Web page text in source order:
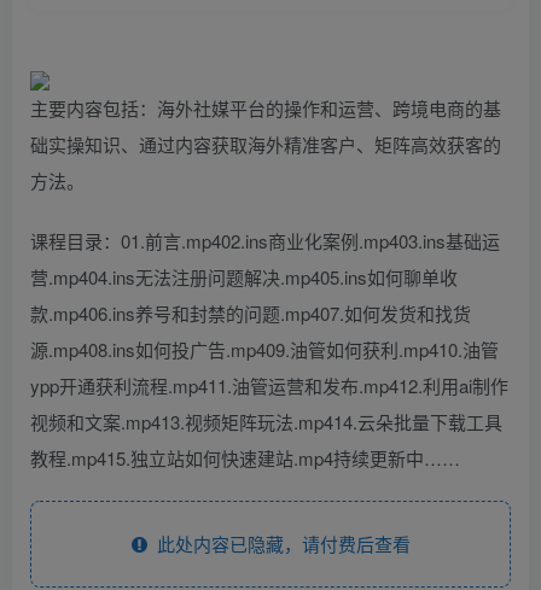
主要内容包括：海外社媒平台的操作和运营、跨境电商的基
础实操知识、通过内容获取海外精准客户、矩阵高效获客的
方法。
课程目录：01.前言.mp402.ins商业化案例.mp403.ins基础运
营.mp404.ins无法注册问题解决.mp405.ins如何聊单收
款.mp406.ins养号和封禁的问题.mp407.如何发货和找货
源.mp408.ins如何投广告.mp409.油管如何获利.mp410.油管
ypp开通获利流程.mp411.油管运营和发布.mp412.利用ai制作
视频和文案.mp413.视频矩阵玩法.mp414.云朵批量下载工具
教程.mp415.独立站如何快速建站.mp4持续更新中……
此处内容已隐藏，请付费后查看